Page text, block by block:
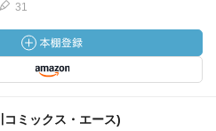
31
ミックス・エース)